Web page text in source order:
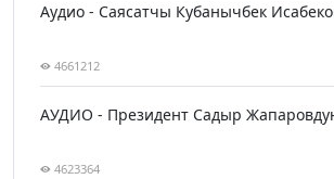
Аудио - Саясатчы Кубанычбек
4661212
АУДИО - Президент Садыр
4623364